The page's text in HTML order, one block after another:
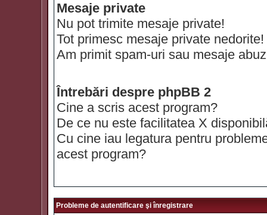
Mesaje private
Nu pot trimite mesaje private!
Tot primesc mesaje private nedorite!
Am primit spam-uri sau mesaje
Întrebări despre phpBB 2
Cine a scris acest program?
De ce nu este facilitatea X
Cu cine iau legatura pentru
acest program?
Probleme de autentificare şi înregistrare